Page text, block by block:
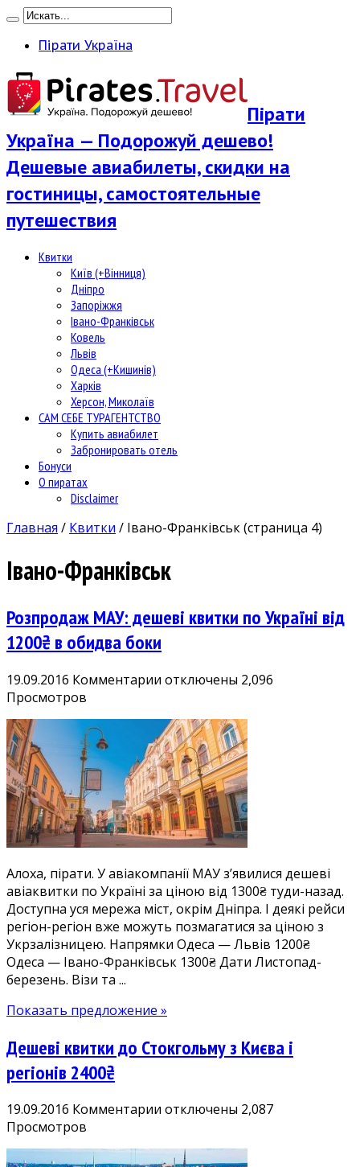
Пірати Україна
Пірати
Україна — Подорожуй дешево!
Дешевые авиабилеты, скидки на
гостиницы, самостоятельные
путешествия
Квитки
Київ (+Вінниця)
Дніпро
Запоріжжя
Івано-Франківськ
Ковель
Львів
Одеса (+Кишинів)
Харків
Херсон, Миколаїв
САМ СЕБЕ ТУРАГЕНТСТВО
Купить авиабилет
Забронировать отель
Бонуси
О пиратах
Disclaimer
Главная / Квитки / Івано-Франківськ(страница 4)
Івано-Франківськ
Розпродаж МАУ: дешеві квитки по Україні від
1200₴ в обидва боки
19.09.2016 Комментарии к
МАУ:
дешеві
квитки
по
Україні
від
1200₴
обидва
боки
отключены 2,096
Просмотров
Алоха, пірати. У авіакомпанії МАУ з’явилися дешеві
авіаквитки по Україні за ціною від 1300₴ туди-назад.
Доступна уся мережа міст, окрім Дніпра. І деякі рейси
регіон-регіон вже можуть позмагатися за ціною з
Укрзалізницею. Напрямки Одеса — Львів 1200₴
Одеса — Івано-Франківськ 1300₴ Дати Листопад-
березень. Візи та ...
Показать предложение »
Дешеві квитки до Стокгольму з Києва і
регіонів 2400₴
19.09.2016 Комментарии к
Дешеві
квитки
отключены 2,087
Просмотров